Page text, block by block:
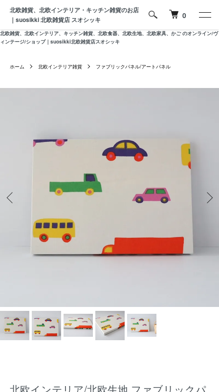
北欧雑貨、北欧インテリア、キッチン雑貨、北欧食器、北欧生地、北欧家具、かご のオンライン/ヴ
ィンテージ/ショップ｜suosikki北欧雑貨店スオシッキ
北欧雑貨、北欧インテリア・キッチン雑貨のお店
｜suosikki 北欧雑貨店 スオシッキ
0
ホーム 北欧インテリア雑貨 ファブリックパネル/アートパネル
北欧インテリア/北欧生地 ファブリックパ